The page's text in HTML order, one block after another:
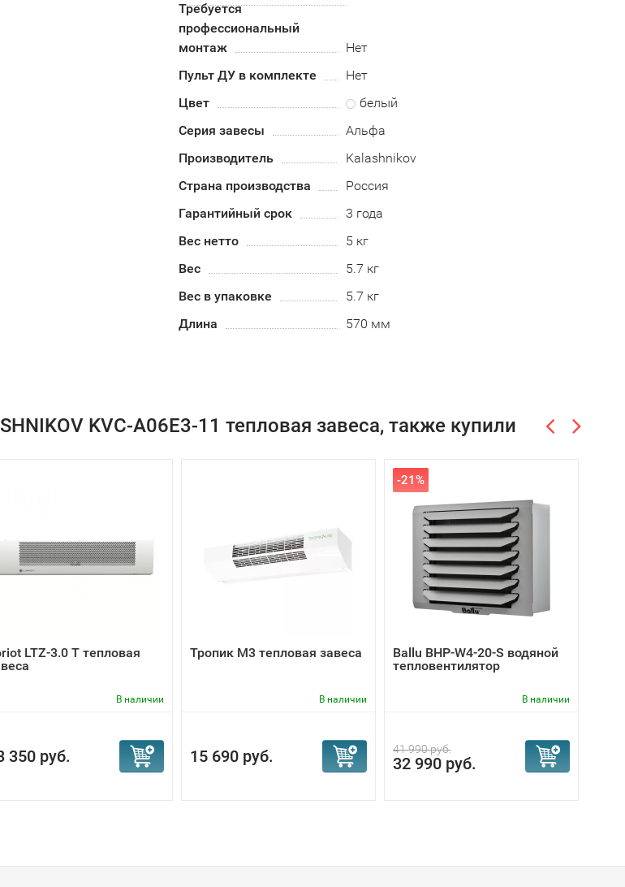
Требуется
профессиональный
монтаж
Нет
Пульт ДУ в комплекте
Нет
Цвет
белый
Серия завесы
Альфа
Производитель
Kalashnikov
Страна производства
Россия
Гарантийный срок
3 года
Вес нетто
5 кг
Вес
5.7 кг
Вес в упаковке
5.7 кг
Длина
570 мм
KVC-A06E3-11 тепловая завеса, также купили
LTZ-3.0 T тепловая
В наличии
350 руб.
Тропик М3 тепловая завеса
В наличии
15 690 руб.
-21%
Ballu BHP-W4-20-S водяной
тепловентилятор
В наличии
41 990 руб.
32 990 руб.